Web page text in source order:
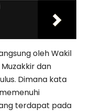
oleh Wakil
dan
Dimana kata
terdapat pada